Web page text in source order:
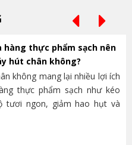
hàng thực phẩm sạch nên
hút chân không?
không mang lại nhiều lợi ích
thực phẩm sạch như kéo
tươi ngon, giảm hao hụt và